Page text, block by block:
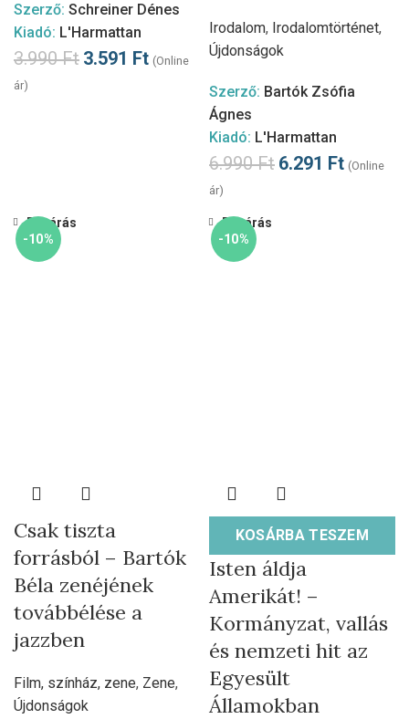
Szerző: Schreiner Dénes
Kiadó: L'Harmattan
3.990Ft 3.591 Ft (Online
ár)
Irodalom, Irodalomtörténet,
Újdonságok
Szerző: Bartók Zsófia
Ágnes
Kiadó: L'Harmattan
6.990Ft 6.291 Ft (Online
ár)
-10%
Bezárás
Csak tiszta
forrásból – Bartók
Béla zenéjének
továbbélése a
jazzben
Film, színház, zene, Zene,
Újdonságok
-10%
KOSÁRBA TESZEM
Bezárás
Isten áldja
Amerikát! –
Kormányzat, vallás
és nemzeti hit az
Egyesült
Államokban